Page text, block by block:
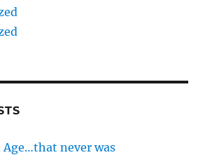
Age…that never was